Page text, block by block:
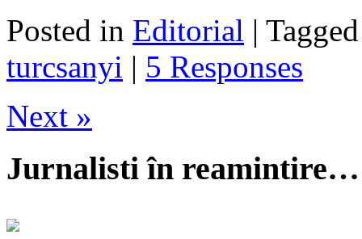
Posted in Editorial |
turcsanyi | 5 Responses
Next »
Jurnalisti în reamintire…